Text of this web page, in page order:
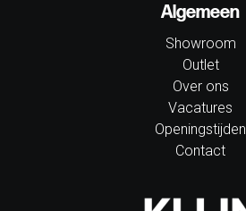
Algemeen
Showroom
Outlet
Over ons
Vacatures
Openingstijden
Contact